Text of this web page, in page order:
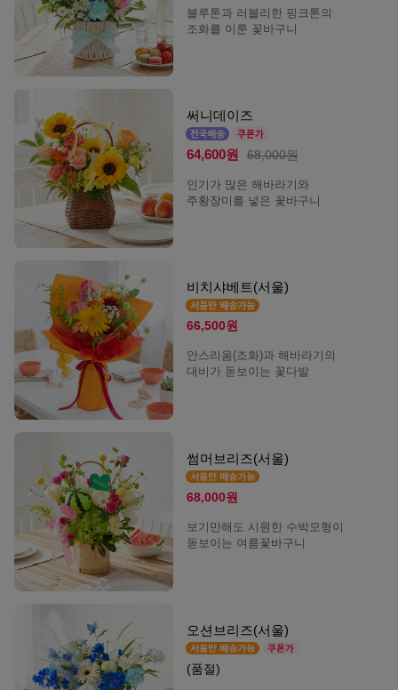
블루톤과 러블리한 핑크톤의
조화를 이룬 꽃바구니
써니데이즈
64,600원 68,000원
인기가 많은 해바라기와
주황장미를 넣은 꽃바구니
비치샤베트(서울)
66,500원
안스리움(조화)과 해바라기의
대비가 돋보이는 꽃다발
썸머브리즈(서울)
68,000원
보기만해도 시원한 수박모형이
돋보이는 여름꽃바구니
오션브리즈(서울)
(품절)